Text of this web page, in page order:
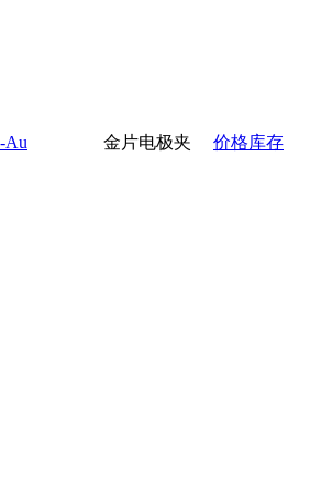
Au 金片电极夹 价格库存